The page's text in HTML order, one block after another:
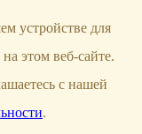
устройстве для
этом веб-сайте.
с нашей
.